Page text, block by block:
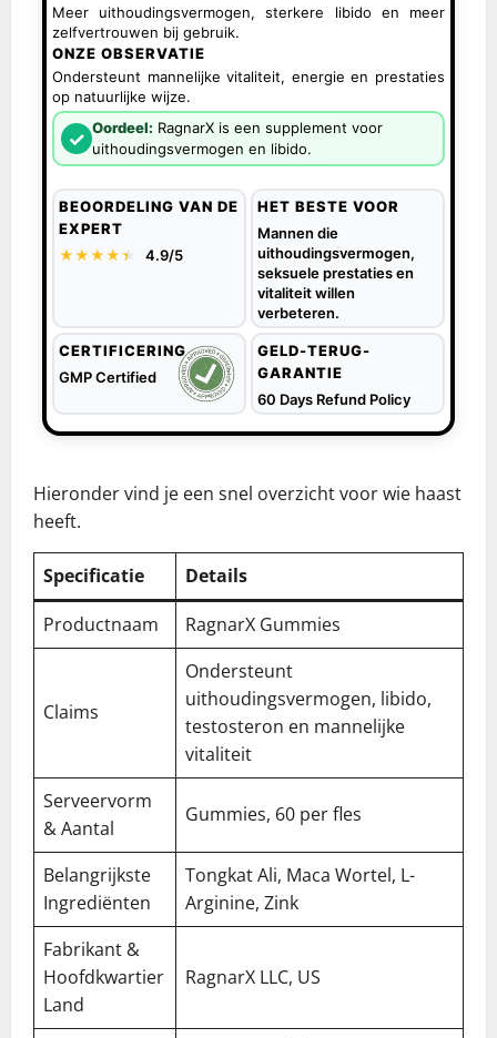
Meer uithoudingsvermogen, sterkere libido en meer
zelfvertrouwen bij gebruik.
ONZE OBSERVATIE
Ondersteunt mannelijke vitaliteit, energie en prestaties
op natuurlijke wijze.
✓ Oordeel: RagnarX is een supplement voor
uithoudingsvermogen en libido.
BEOORDELING VAN DE
EXPERT
★★★★★
★ 4.9/5
HET BESTE VOOR
Mannen die
uithoudingsvermogen,
seksuele prestaties en
vitaliteit willen
verbeteren.
CERTIFICERING
GMP Certified
GELD-TERUG-
GARANTIE
60 Days Refund Policy
Hieronder vind je een snel overzicht voor wie haast
heeft.
Specificatie
Details
Productnaam
RagnarX Gummies
Claims
Ondersteunt
uithoudingsvermogen, libido,
testosteron en mannelijke
vitaliteit
Serveervorm
& Aantal
Gummies, 60 per fles
Belangrijkste
Ingrediënten
Tongkat Ali, Maca Wortel, L-
Arginine, Zink
Fabrikant &
Hoofdkwartier
Land
RagnarX LLC, US